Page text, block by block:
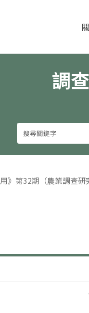
期刊
調
第32期（農業調查研